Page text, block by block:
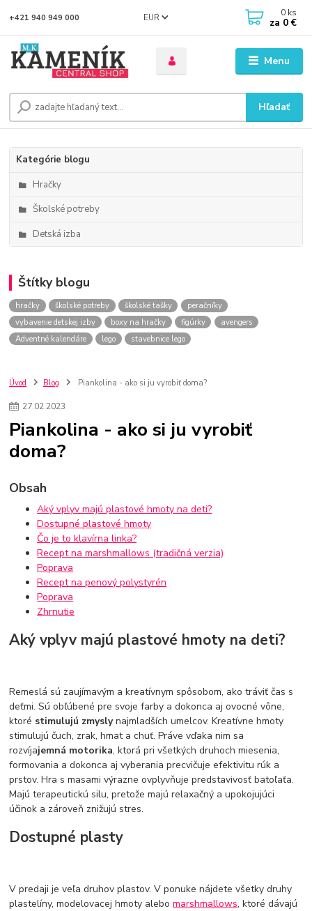
Menu
EUR
Hľadať
+421 940 949 000 0 ks
za 0 €
Kategórie blogu
Hračky
Školské potreby
Detská izba
Štítky blogu
hračky školské potreby školské tašky
peračníky
vybavenie detskej izby
boxy na hračky figúrky
avengers
Adventné kalendáre
lego stavebnice lego
Úvod Blog Piankolina - ako si ju vyrobiť doma?
27.02.2023
Piankolina - ako si ju vyrobiť
doma?
Obsah
Aký vplyv majú plastové hmoty na deti?
Dostupné plastové hmoty
Čo je to klavírna linka?
Recept na marshmallows (tradičná verzia)
Poprava
Recept na penový polystyrén
Poprava
Zhrnutie
Aký vplyv majú plastové hmoty na deti?
Remeslá sú zaujímavým a kreatívnym spôsobom, ako tráviť čas s
deťmi. Sú obľúbené pre svoje farby a dokonca aj ovocné vône,
ktoré stimulujú zmyslynajmladších umelcov. Kreatívne hmoty
stimulujú čuch, zrak, hmat a chuť. Práve vďaka nim sa
rozvíjajemná motorika, ktorá pri všetkých druhoch miesenia,
formovania a dokonca aj vyberania precvičuje efektivitu rúk a
prstov. Hra s masami výrazne ovplyvňuje predstavivosť batoľaťa.
Majú terapeutickú silu, pretože majú relaxačný a upokojujúci
účinok a zároveň znižujú stres.
Dostupné plasty
V predaji je veľa druhov plastov. V ponuke nájdete všetky druhy
plastelíny, modelovacej hmoty alebomarshmallows, ktoré dávajú